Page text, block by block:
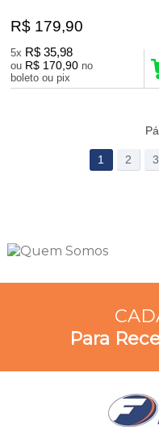
R$ 179,90
5x R$ 35,98
ou R$ 170,90 no
boleto ou pix
1 2 3
Para